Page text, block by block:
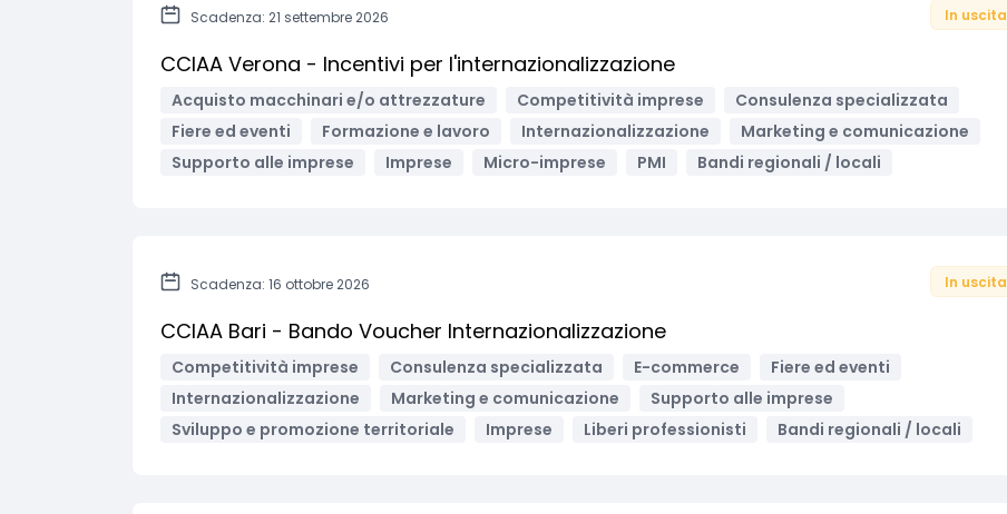
Scadenza: 21 settembre 2026 In uscita
CCIAA Verona - Incentivi per l'internazionalizzazione
Acquisto macchinari e/o attrezzature Competitività imprese
Consulenza specializzata
Fiere ed eventi
Formazione e lavoro Internazionalizzazione
Marketing e comunicazione
Supporto alle imprese
Imprese Micro-imprese PMI Bandi regionali / locali
Scadenza: 16 ottobre 2026 In uscita
CCIAA Bari - Bando Voucher Internazionalizzazione
Competitività imprese Consulenza specializzata E-commerce
Fiere ed eventi
Internazionalizzazione
Marketing e comunicazione
Supporto alle imprese
Sviluppo e promozione territoriale
Imprese Liberi professionisti Bandi regionali / locali